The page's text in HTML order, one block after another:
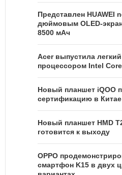
Представлен HUAWEI
дюймовым OLED-
8500 мАч
Acer выпустила
процессором Intel
Новый планшет iQOO
сертификацию в Китае
Новый планшет HMD
готовится к выходу
OPPO
смартфон K15 в двух